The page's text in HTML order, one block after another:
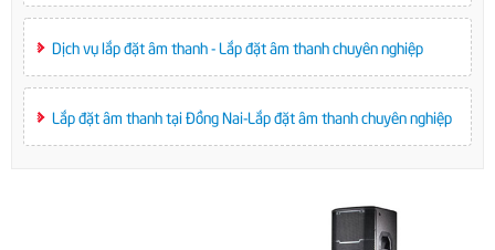
Dịch vụ lắp đặt âm thanh - Lắp đặt âm thanh chuyên nghiệp
Lắp đặt âm thanh tại Đồng Nai-Lắp đặt âm thanh chuyên nghiệp